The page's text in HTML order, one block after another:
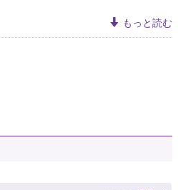
もっと読む